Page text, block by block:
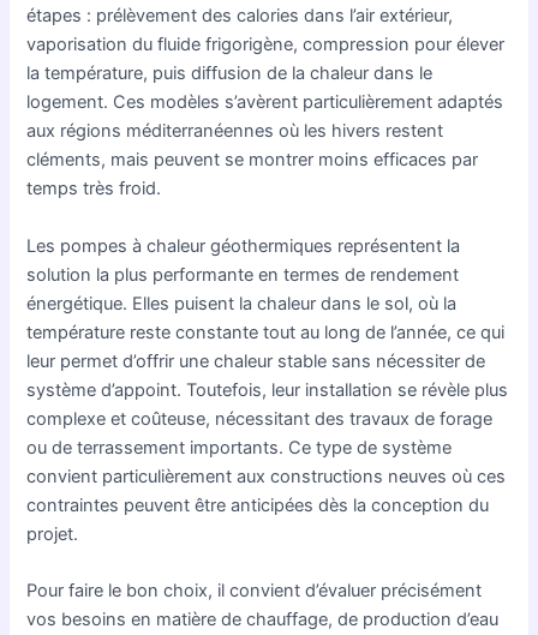
étapes : prélèvement des calories dans l’air extérieur,
vaporisation du fluide frigorigène, compression pour élever
la température, puis diffusion de la chaleur dans le
logement. Ces modèles s’avèrent particulièrement adaptés
aux régions méditerranéennes où les hivers restent
cléments, mais peuvent se montrer moins efficaces par
temps très froid.
Les pompes à chaleur géothermiques représentent la
solution la plus performante en termes de rendement
énergétique. Elles puisent la chaleur dans le sol, où la
température reste constante tout au long de l’année, ce qui
leur permet d’offrir une chaleur stable sans nécessiter de
système d’appoint. Toutefois, leur installation se révèle plus
complexe et coûteuse, nécessitant des travaux de forage
ou de terrassement importants. Ce type de système
convient particulièrement aux constructions neuves où ces
contraintes peuvent être anticipées dès la conception du
projet.
Pour faire le bon choix, il convient d’évaluer précisément
vos besoins en matière de chauffage, de production d’eau